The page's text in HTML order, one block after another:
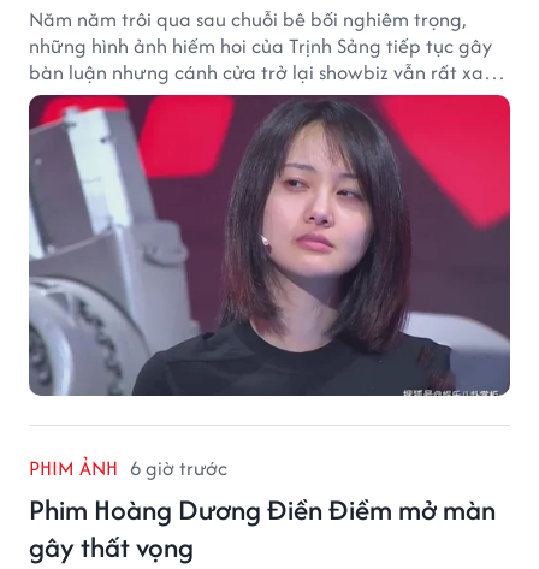
Năm năm trôi qua sau chuỗi bê bối nghiêm trọng,
những hình ảnh hiếm hoi của Trịnh Sảng tiếp tục gây
bàn luận nhưng cánh cửa trở lại showbiz vẫn rất xa
vời.
PHIM ẢNH 6 giờ trước
Phim Hoàng Dương Điền Điềm mở màn
gây thất vọng